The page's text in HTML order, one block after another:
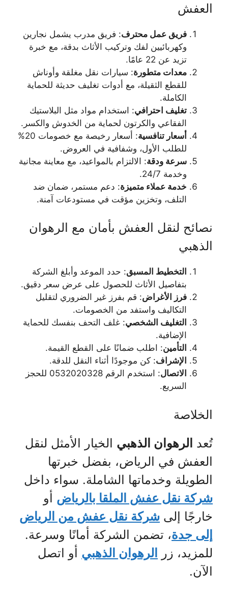
العفش
فريق عمل محترف: فريق مدرب يشمل نجارين
وكهربائيين لفك وتركيب الأثاث بدقة، مع خبرة
تزيد عن 22 عامًا.
معدات متطورة: سيارات نقل مغلقة وأوناش
للقطع الثقيلة، مع أدوات تغليف حديثة للحماية
الكاملة.
تغليف احترافي: استخدام مواد مثل البلاستيك
الفقاعي والكرتون لحماية من الخدوش والكسر.
أسعار تنافسية
: أسعار رخيصة مع خصومات 20%
للطلب الأول، وشفافية في العروض.
سرعة ودقة: الالتزام بالمواعيد، مع معاينة مجانية
وخدمة 24/7.
خدمة عملاء متميزة: دعم مستمر، ضمان ضد
التلف، وتخزين مؤقت في مستودعات آمنة.
نصائح لنقل العفش بأمان مع الرهوان
الذهبي
التخطيط المسبق: حدد الموعد وأبلغ الشركة
بتفاصيل الأثاث للحصول على عرض سعر دقيق.
فرز الأغراض: قم بفرز غير الضروري لتقليل
التكاليف واستفد من الخصومات.
التغليف الشخصي: غلف التحف بنفسك للحماية
الإضافية.
التأمين: اطلب ضمانًا على القطع القيمة.
الإشراف: كن موجودًا أثناء النقل للدقة.
الاتصال
: استخدم الرقم 0532020328 للحجز
السريع.
الخلاصة
تُعد الرهوان الذهبي الخيار الأمثل لنقل
العفش في الرياض، بفضل خبرتها
الطويلة وخدماتها الشاملة. سواء داخل
شركة نقل عفش الملقا بالرياض أو
خارجًا إلى شركة نقل عفش من الرياض
إلى جدة، تضمن الشركة أمانًا وسرعة.
للمزيد، زر الرهوان الذهبي أو اتصل
الآن.